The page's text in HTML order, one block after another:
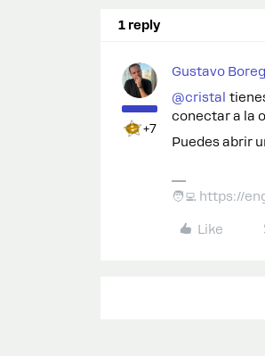
1 reply
+7
Gustavo
@cristal
conectar a la
Puedes abrir
🧑‍💻 https://
Like